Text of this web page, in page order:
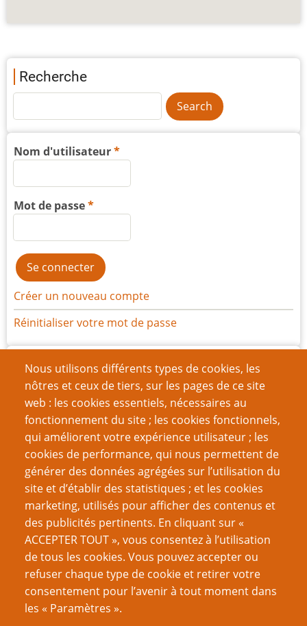
Nous utilisons différents types de cookies, les
nôtres et ceux de tiers, sur les pages de ce site
web : les cookies essentiels, nécessaires au
fonctionnement du site ; les cookies fonctionnels,
qui améliorent votre expérience utilisateur ; les
cookies de performance, qui nous permettent de
générer des données agrégées sur l’utilisation du
site et d’établir des statistiques ; et les cookies
marketing, utilisés pour afficher des contenus et
des publicités pertinents. En cliquant sur «
ACCEPTER TOUT », vous consentez à l’utilisation
de tous les cookies. Vous pouvez accepter ou
refuser chaque type de cookie et retirer votre
consentement pour l’avenir à tout moment dans
les « Paramètres ».
Recherche
Nom d'utilisateur
Mot de passe
Créer un nouveau compte
Réinitialiser votre mot de passe
Archives
juillet 2026(1)
juin 2026(7)
mars 2026(11)
décembre 2025(15)
septembre 2025(8)
août 2025(1)
juin 2025(14)
mars 2025(13)
décembre 2024(12)